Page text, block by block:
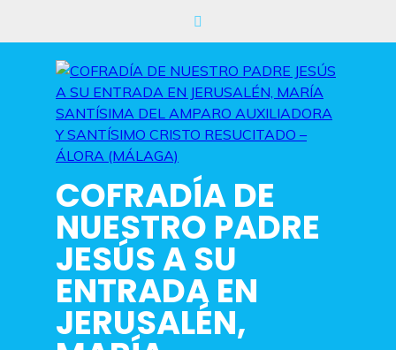
COFRADÍA DE
NUESTRO PADRE
JESÚS A SU
ENTRADA EN
JERUSALÉN,